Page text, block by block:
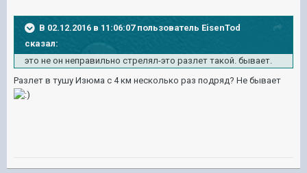
В 02.12.2016 в 11:06:07 пользователь EisenTod
сказал:
это не он неправильно стрелял-это разлет такой. бывает.
Разлет в тушу Изюма с 4 км несколько раз подряд? Не бывает